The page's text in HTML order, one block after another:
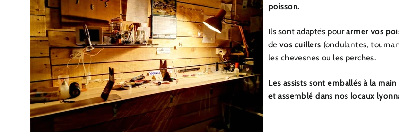
poisson.
Ils sont adaptés pourarmer vos
de vos cuillers (ondulantes,
les chevesnes ou les perches.
Les assists sont emballés à la
et assemblé dans nos locaux